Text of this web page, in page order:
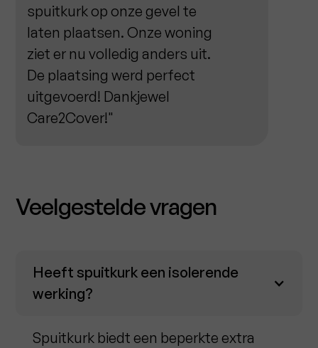
spuitkurk op onze gevel te
laten plaatsen. Onze woning
ziet er nu volledig anders uit.
De plaatsing werd perfect
uitgevoerd! Dankjewel
Care2Cover!"
Veelgestelde vragen
Heeft spuitkurk een isolerende
werking?
Spuitkurk biedt een beperkte extra